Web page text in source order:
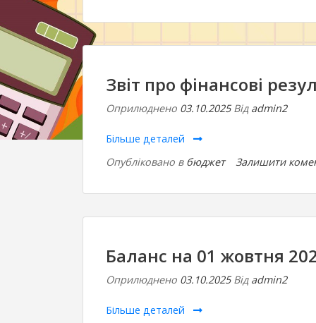
Звіт про фінансові
Оприлюднено 03.10.2025Від admin2
Більше деталей
Опубліковано в бюджет Залишити
Баланс на 01 жовтня
Оприлюднено 03.10.2025Від admin2
Більше деталей